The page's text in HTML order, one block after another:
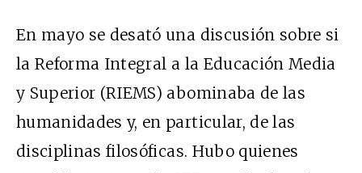
En mayo se desató una discusión sobre si
la Reforma Integral a la Educación Media
y Superior (RIEMS) abominaba de las
humanidades y, en particular, de las
disciplinas filosóficas. Hubo quienes